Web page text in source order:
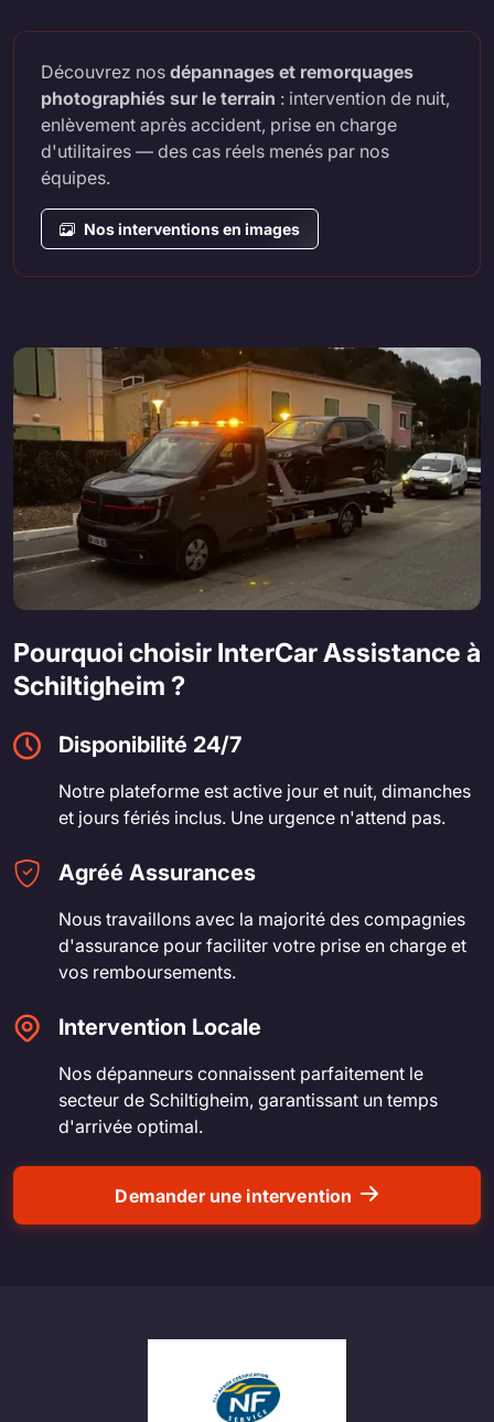
Découvrez nos dépannages et remorquages
photographiés sur le terrain : intervention de nuit,
enlèvement après accident, prise en charge
d'utilitaires — des cas réels menés par nos
équipes.
Nos interventions en images
Pourquoi choisir InterCar Assistance à
Schiltigheim ?
Disponibilité 24/7
Notre plateforme est active jour et nuit, dimanches
et jours fériés inclus. Une urgence n'attend pas.
Agréé Assurances
Nous travaillons avec la majorité des compagnies
d'assurance pour faciliter votre prise en charge et
vos remboursements.
Intervention Locale
Nos dépanneurs connaissent parfaitement le
secteur de Schiltigheim, garantissant un temps
d'arrivée optimal.
Demander une intervention